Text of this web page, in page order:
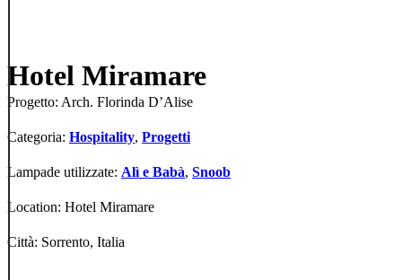
Hotel Miramare
Progetto: Arch. Florinda D’Alise
Categoria: Hospitality, Progetti
Lampade utilizzate: Alì e Babà, Snoob
Location: Hotel Miramare
Città: Sorrento, Italia